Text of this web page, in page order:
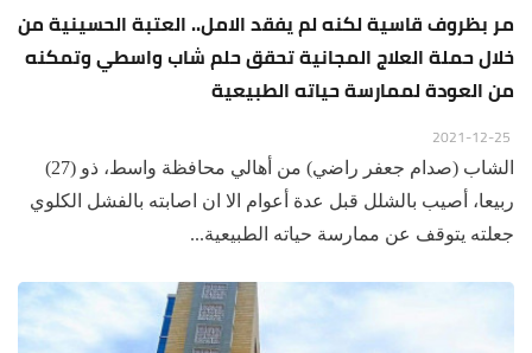
مر بظروف قاسية لكنه لم يفقد الامل.. العتبة الحسينية من
خلال حملة العلاج المجانية تحقق حلم شاب واسطي وتمكنه
من العودة لممارسة حياته الطبيعية
الشاب (صدام جعفر راضي) من أهالي محافظة واسط، ذو (27)
ربيعا، أصيب بالشلل قبل عدة أعوام الا ان اصابته بالفشل الكلوي
جعلته يتوقف عن ممارسة حياته الطبيعية...